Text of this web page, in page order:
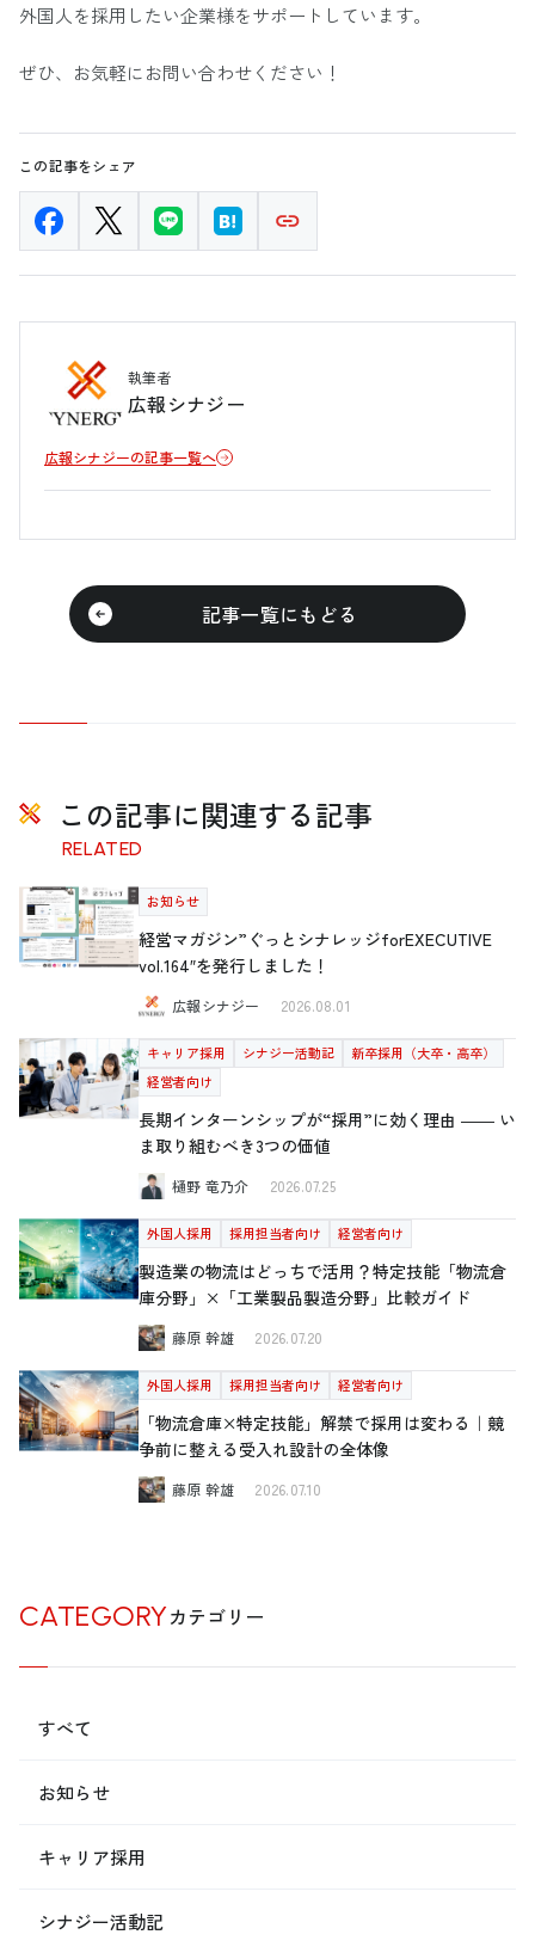
外国人を採用したい企業様をサポートしています。
ぜひ、お気軽にお問い合わせください！
この記事をシェア
執筆者
広報シナジー
広報シナジーの記事一覧へ
記事一覧にもどる
この記事に関連する記事
RELATED
お知らせ
経営マガジン”ぐっとシナレッジforEXECUTIVE
vol.164″を発行しました！
広報シナジー 2026.08.01
キャリア採用 シナジー活動記
新卒採用（大卒・高卒）
経営者向け
長期インターンシップが“採用”に効く理由 ―― い
ま取り組むべき3つの価値
樋野 竜乃介 2026.07.25
外国人採用 採用担当者向け 経営者向け
製造業の物流はどっちで活用？特定技能「物流倉
庫分野」×「工業製品製造分野」比較ガイド
藤原 幹雄 2026.07.20
外国人採用 採用担当者向け 経営者向け
「物流倉庫×特定技能」解禁で採用は変わる｜競
争前に整える受入れ設計の全体像
藤原 幹雄 2026.07.10
CATEGORYカテゴリー
すべて
お知らせ
キャリア採用
シナジー活動記